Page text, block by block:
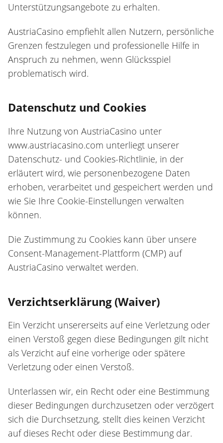
Unterstützungsangebote zu erhalten.
AustriaCasino empfiehlt allen Nutzern, persönliche
Grenzen festzulegen und professionelle Hilfe in
Anspruch zu nehmen, wenn Glücksspiel
problematisch wird.
Datenschutz und Cookies
Ihre Nutzung von AustriaCasino unter
www.austriacasino.com unterliegt unserer
Datenschutz- und Cookies-Richtlinie, in der
erläutert wird, wie personenbezogene Daten
erhoben, verarbeitet und gespeichert werden und
wie Sie Ihre Cookie-Einstellungen verwalten
können.
Die Zustimmung zu Cookies kann über unsere
Consent-Management-Plattform (CMP) auf
AustriaCasino verwaltet werden.
Verzichtserklärung (Waiver)
Ein Verzicht unsererseits auf eine Verletzung oder
einen Verstoß gegen diese Bedingungen gilt nicht
als Verzicht auf eine vorherige oder spätere
Verletzung oder einen Verstoß.
Unterlassen wir, ein Recht oder eine Bestimmung
dieser Bedingungen durchzusetzen oder verzögert
sich die Durchsetzung, stellt dies keinen Verzicht
auf dieses Recht oder diese Bestimmung dar.